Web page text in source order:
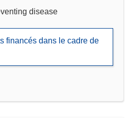
disease
financés dans le cadre de